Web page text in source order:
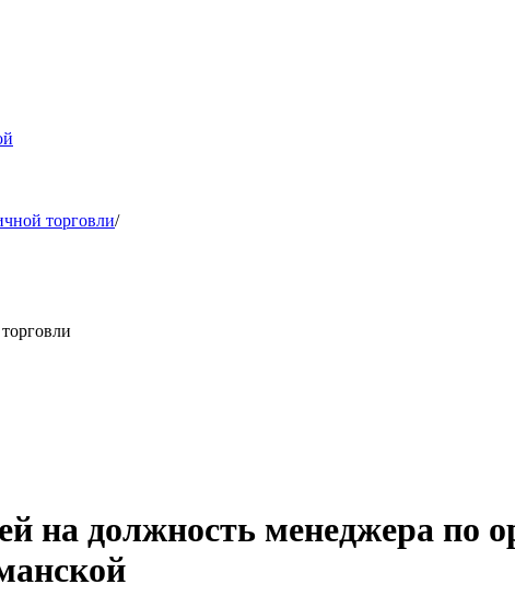
торговли/
на должность менеджера по